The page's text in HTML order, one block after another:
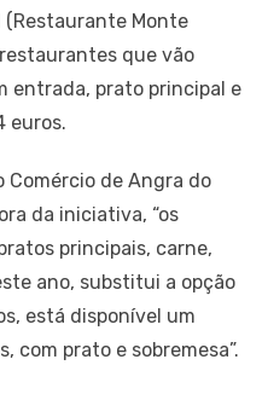
(Restaurante Monte
que vão
entrada, prato principal e
euros.
Comércio de Angra do
da iniciativa, “os
principais, carne,
ano, substitui a opção
está disponível um
com prato e sobremesa”.